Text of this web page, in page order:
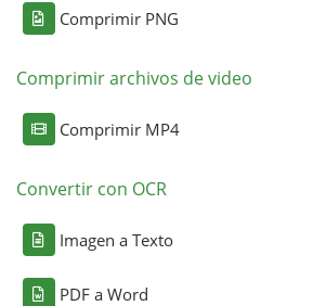
Comprimir PNG
Comprimir archivos de video
Comprimir MP4
Convertir con OCR
Imagen a Texto
PDF a Word